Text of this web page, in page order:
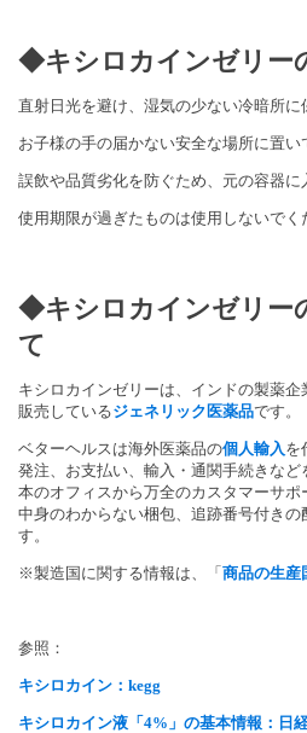
◆キシロカインゼリー
直射日光を避け、湿気の少ない冷暗所に
お子様の手の届かない安全な場所に置い
誤飲や品質劣化を防ぐため、元の容器に
使用期限が過ぎたものは使用しないでく
◆キシロカインゼリー
て
キシロカインゼリーは、インドの製薬企
販売しているジェネリック医薬品です。
ベターヘルスは海外医薬品の個人輸入 を
発注、お支払い、輸入・ 通関手続きなど
本のオフィスから万全のカスタマーサポ
中身のわからない梱包、 追跡番号付きの
す。
※製造国に関する情報は、「商品の生産
参照：
キシロカイン：kegg
キシロカイン液「4%」の基本情報：日